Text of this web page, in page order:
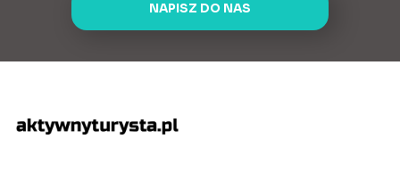
NAPISZ DO NAS